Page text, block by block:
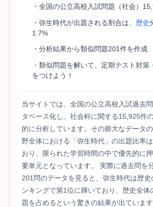
・全国の公立高校入試問題（社会）
・弥生時代が出題される割合は、 歴史
1.7%
・分析結果から類似問題201件を作成
・類似問題を解いて、定期テスト対策
をつけよう！
当サイトでは、全国の公立高校入試過去
タベース化し、社会科に関する15,925件
的に分析しています。その膨大なデータ
野全体における「弥生時代」の出題比率
おり、限られた学習時間の中で優先的に
要単元となっています。 実際に過去問を
201問のデータを見ると、弥生時代は歴史
ンキングで第1位に輝いており、歴史全体
題を占めるという驚きの結果が出ていま